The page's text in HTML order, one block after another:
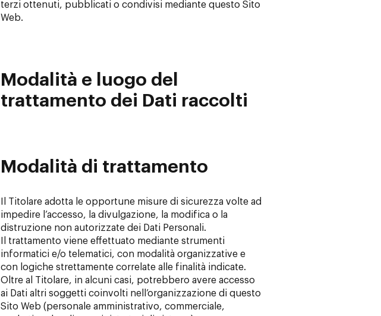
terzi ottenuti, pubblicati o condivisi mediante questo Sito
Web.
Modalità e luogo del
trattamento dei Dati raccolti
Modalità di trattamento
Il Titolare adotta le opportune misure di sicurezza volte ad
impedire l’accesso, la divulgazione, la modifica o la
distruzione non autorizzate dei Dati Personali.
Il trattamento viene effettuato mediante strumenti
informatici e/o telematici, con modalità organizzative e
con logiche strettamente correlate alle finalità indicate.
Oltre al Titolare, in alcuni casi, potrebbero avere accesso
ai Dati altri soggetti coinvolti nell’organizzazione di questo
Sito Web (personale amministrativo, commerciale,